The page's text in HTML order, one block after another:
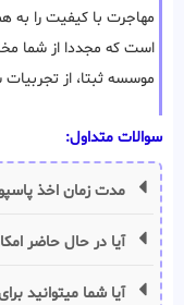
مهاجرت با کیفیت را به
است که مجددا از شما
موسسه ثبتا، از
سوالات متداول:
مدت زمان اخذ
آیا در حال حاضر
آیا شما میتوانید